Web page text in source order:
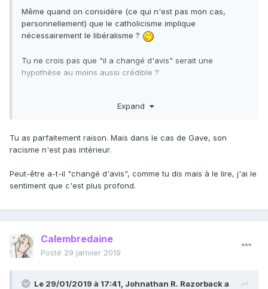
Même quand on considère (ce qui n'est pas mon cas,
personnellement) que le catholicisme implique
nécessairement le libéralisme ?
Tu ne crois pas que "il a changé d'avis" serait une
hypothèse au moins aussi crédible ?
été militant anti-raciste) on peut être raciste et libéral. J'ai
indubitablement libéraux, mais par ailleurs, ils ont des
opinions clairement antisémites, sans qu'ils souhaitent pour
indirecte, i.e. étatique).
Expand
Tu as parfaitement raison. Mais dans le cas de Gave, son
racisme n'est pas intérieur.
Peut-être a-t-il "changé d'avis", comme tu dis mais à le lire, j'ai le
sentiment que c'est plus profond.
Calembredaine
Posté 29 janvier 2019
Le 29/01/2019 à 17:41, Johnathan R. Razorbacka